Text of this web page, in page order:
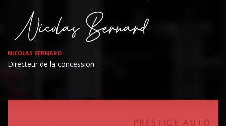
NICOLAS BERNARD
Directeur de la concession